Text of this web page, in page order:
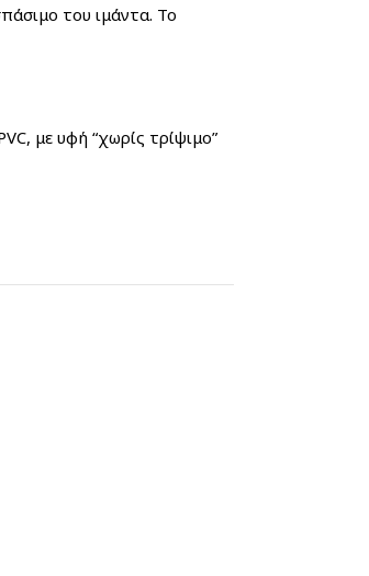
του ιμάντα. Το
με υφή “χωρίς τρίψιμο”